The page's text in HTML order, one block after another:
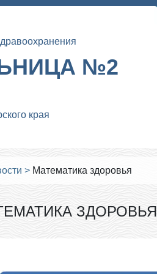
№2
края
> Математика здоровья
ЗДОРОВЬЯ